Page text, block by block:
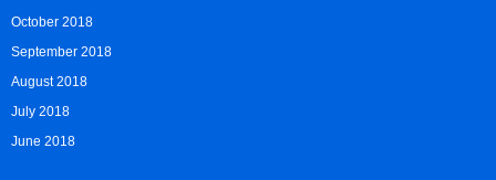
October 2018
September 2018
August 2018
July 2018
June 2018